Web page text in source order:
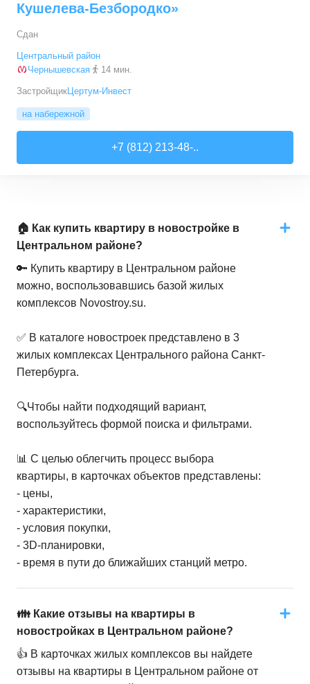
Кушелева-Безбородко»
Сдан
Центральный район
Чернышевская
14 мин.
ЗастройщикЦертум-Инвест
на набережной
+7 (812) 213-48-..
🏠 Как купить квартиру в новостройке в
Центральном районе?
🔑 Купить квартиру в Центральном районе
можно, воспользовавшись базой жилых
комплексов Novostroy.su.
✅ В каталоге новостроек представлено в 3
жилых комплексах Центрального района Санкт-
Петербурга.
🔍Чтобы найти подходящий вариант,
воспользуйтесь формой поиска и фильтрами.
📊 С целью облегчить процесс выбора
квартиры, в карточках объектов представлены:
- цены,
- характеристики,
- условия покупки,
- 3D-планировки,
- время в пути до ближайших станций метро.
👪 Какие отзывы на квартиры в
новостройках в Центральном районе?
👍 В карточках жилых комплексов вы найдете
отзывы на квартиры в Центральном районе от